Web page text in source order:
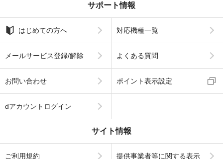
サポート情報
はじめての方へ 対応機種一覧
メールサービス登録/解除 よくある質問
お問い合わせ ポイント表示設定
dアカウントログイン
サイト情報
ご利用規約 提供事業者等に関する表示